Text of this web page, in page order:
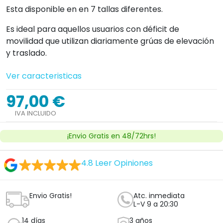
Esta disponible en en 7 tallas diferentes.
Es ideal para aquellos usuarios con déficit de
movilidad que utilizan diariamente grúas de elevación
y traslado.
Ver caracteristicas
97,00 €
IVA INCLUIDO
¡Envio Gratis en 48/72hrs!
4.8 Leer Opiniones
Envio Gratis!
Atc. inmediata
L-V 9 a 20:30
14 días
3 años